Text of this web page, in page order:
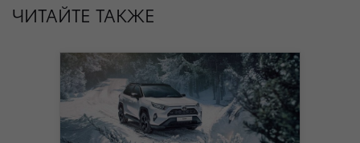
ЧИТАЙТЕ ТАКЖЕ